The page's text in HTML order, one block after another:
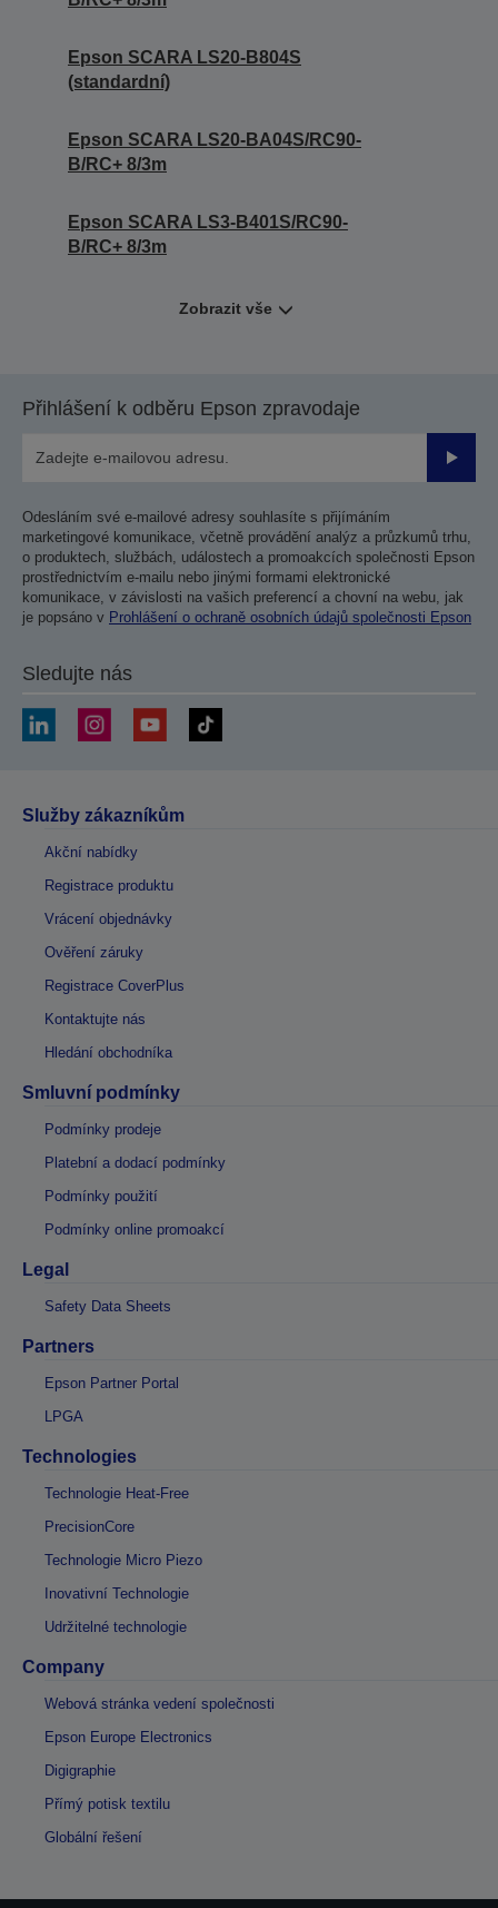
Epson SCARA LS20-B804S
(standardní)
Epson SCARA LS20-BA04S/RC90-
B/RC+ 8/3m
Epson SCARA LS3-B401S/RC90-
B/RC+ 8/3m
Zobrazit vše
Přihlášení k odběru Epson zpravodaje
Odesláním své e-mailové adresy souhlasíte s přijímáním
marketingové komunikace, včetně provádění analýz a průzkumů trhu,
o produktech, službách, událostech a promoakcích společnosti Epson
prostřednictvím e-mailu nebo jinými formami elektronické
komunikace, v závislosti na vašich preferencí a chovní na webu, jak
je popsáno v Prohlášení o ochraně osobních údajů společnosti Epson
Sledujte nás
Služby zákazníkům
Akční nabídky
Registrace produktu
Vrácení objednávky
Ověření záruky
Registrace CoverPlus
Kontaktujte nás
Hledání obchodníka
Smluvní podmínky
Podmínky prodeje
Platební a dodací podmínky
Podmínky použití
Podmínky online promoakcí
Legal
Safety Data Sheets
Partners
Epson Partner Portal
LPGA
Technologies
Technologie Heat-Free
PrecisionCore
Technologie Micro Piezo
Inovativní Technologie
Udržitelné technologie
Company
Webová stránka vedení společnosti
Epson Europe Electronics
Digigraphie
Přímý potisk textilu
Globální řešení